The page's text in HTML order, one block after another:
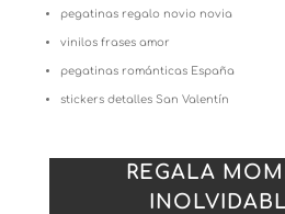
pegatinas regalo novio novia
vinilos frases amor
pegatinas románticas España
stickers detalles San Valentín
REGALA